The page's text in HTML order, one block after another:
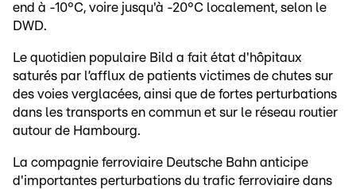
end à -10°C, voire jusqu'à -20°C localement, selon le
DWD.
Le quotidien populaire Bild a fait état d'hôpitaux
saturés par l’afflux de patients victimes de chutes sur
des voies verglacées, ainsi que de fortes perturbations
dans les transports en commun et sur le réseau routier
autour de Hambourg.
La compagnie ferroviaire Deutsche Bahn anticipe
d'importantes perturbations du trafic ferroviaire dans